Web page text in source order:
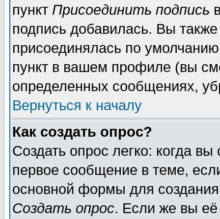
пункт Присоединить подпись
подпись добавилась. Вы
присоединялась по
пункт в вашем профиле (вы
определенных сообщениях,
Вернуться к началу
Как создать опрос?
Создать опрос легко: когда
первое сообщение в теме,
основной формы для
Создать опрос. Если же вы её